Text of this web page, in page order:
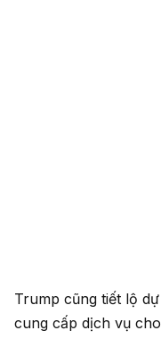
Trump cũng tiết lộ
cung cấp dịch vụ